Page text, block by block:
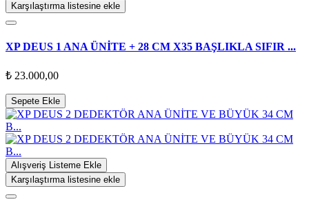
Karşılaştırma listesine ekle
XP DEUS 1 ANA ÜNİTE + 28 CM X35 BAŞLIKLA SIFIR ...
₺ 23.000,00
Sepete Ekle
Alışveriş Listeme Ekle
Karşılaştırma listesine ekle